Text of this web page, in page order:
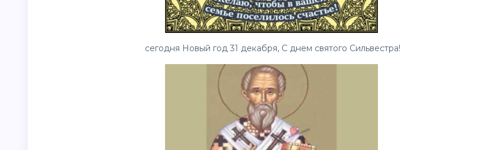
сегодня Новый год 31 декабря, С днем святого Сильвестра!